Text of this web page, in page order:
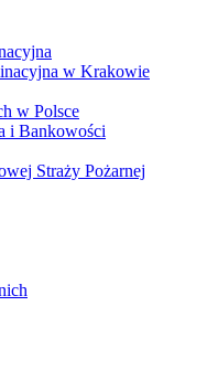
w Krakowie
w Polsce
i Bankowości
Straży Pożarnej